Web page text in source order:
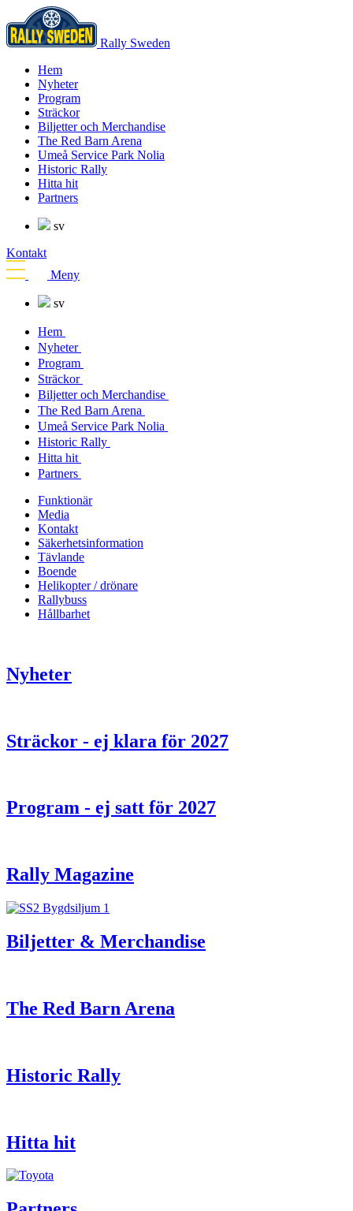
Rally Sweden
Hem
Nyheter
Program
Sträckor
Biljetter och Merchandise
The Red Barn Arena
Umeå Service Park Nolia
Historic Rally
Hitta hit
Partners
sv
Kontakt
Meny
sv
Hem
Nyheter
Program
Sträckor
Biljetter och Merchandise
The Red Barn Arena
Umeå Service Park Nolia
Historic Rally
Hitta hit
Partners
Funktionär
Media
Kontakt
Säkerhetsinformation
Tävlande
Boende
Helikopter / drönare
Rallybuss
Hållbarhet
Nyheter
Sträckor - ej klara för 2027
Program - ej satt för 2027
Rally Magazine
Biljetter & Merchandise
The Red Barn Arena
Historic Rally
Hitta hit